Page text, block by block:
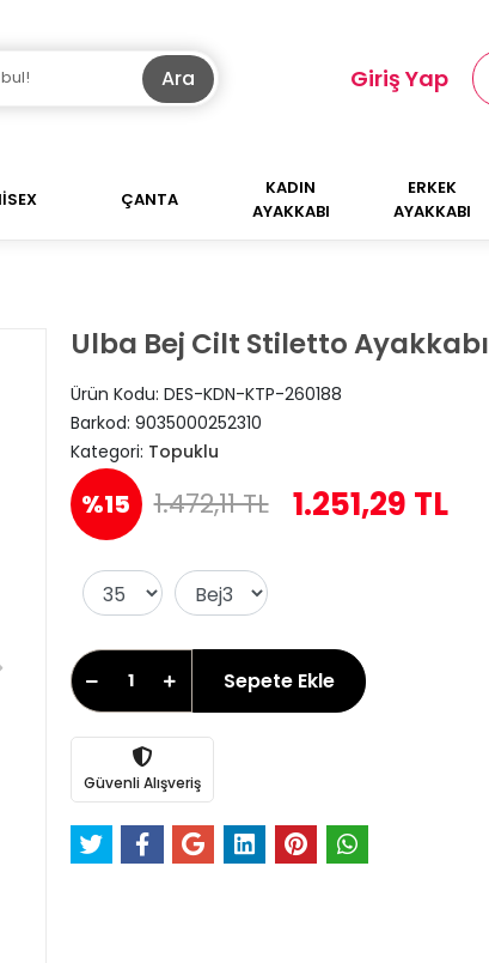
Ara Giriş Yap
ÇANTA
KADIN
AYAKKABI
ERKEK
AYAKKABI
Ulba Bej Cilt Stiletto Ayakkabı
Ürün Kodu: DES-KDN-KTP-260188
Barkod: 9035000252310
Kategori: Topuklu
%15 1.472,11 TL 1.251,29 TL
Sepete Ekle
Güvenli Alışveriş